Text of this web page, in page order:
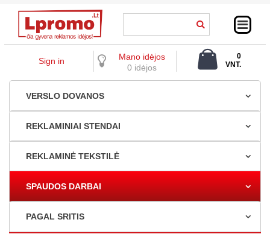
Sign in
Mano idėjos
0 idėjos
0
VNT.
VERSLO DOVANOS
REKLAMINIAI STENDAI
REKLAMINĖ TEKSTILĖ
SPAUDOS DARBAI
PAGAL SRITIS